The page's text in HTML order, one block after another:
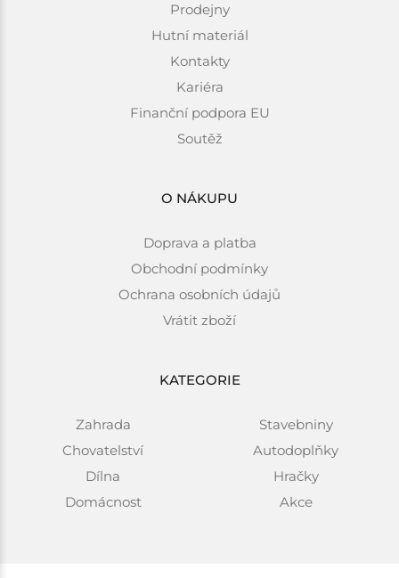
Prodejny
Hutní materiál
Kontakty
Kariéra
Finanční podpora EU
Soutěž
O NÁKUPU
Doprava a platba
Obchodní podmínky
Ochrana osobních údajů
Vrátit zboží
KATEGORIE
Zahrada
Chovatelství
Dílna
Domácnost
Stavebniny
Autodoplňky
Hračky
Akce